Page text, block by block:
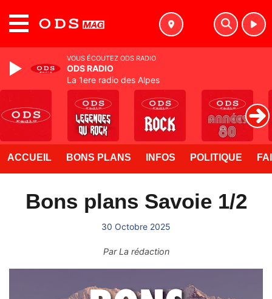
ACCUEIL BONS PLANS INFOS POLITIQUE
Bons plans Savoie 1/2
30 Octobre 2025
ParLa rédaction
VOUS ÉCOUTEZ ODS RADIO
ODS RADIO
La 1ere radio des Alpes